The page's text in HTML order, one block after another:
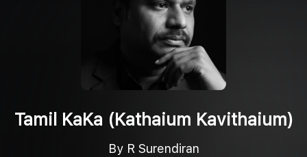
Tamil KaKa (Kathaium Kavithaium)
By R Surendiran